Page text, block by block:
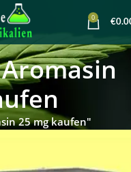
0
€
25 mg kaufen"